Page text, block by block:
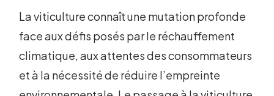
La viticulture connaît une mutation profonde
face aux défis posés par le réchauffement
climatique, aux attentes des consommateurs
et à la nécessité de réduire l’empreinte